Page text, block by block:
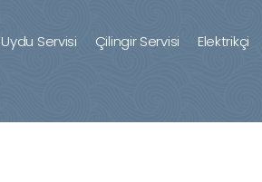
Uydu Servisi Çilingir Servisi Elektrikçi